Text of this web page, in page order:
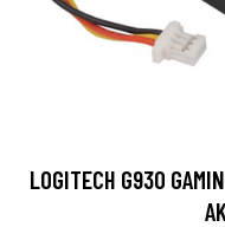
LOGITECH G930